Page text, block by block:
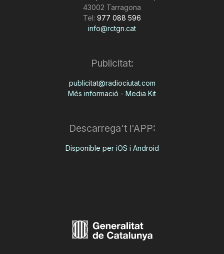
43002 Tarragona
Tel: 977 088 596
info@rctgn.cat
Publicitat:
publicitat@radiociutat.com
Més informació - Media Kit
Descarrega't l'APP:
Disponible per iOS i Android